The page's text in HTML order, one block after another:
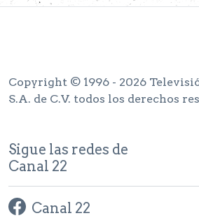
Copyright © 1996 - 2026
S.A. de C.V. todos los derechos
Sigue las redes de
Canal 22
Canal 22